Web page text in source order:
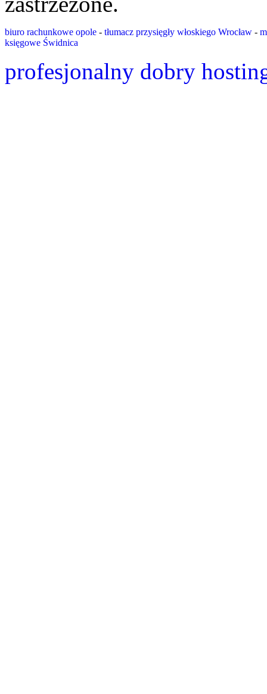
biuro rachunkowe opole - tłumacz przysięgły włoskiego Wrocław -
księgowe Świdnica
profesjonalny dobry